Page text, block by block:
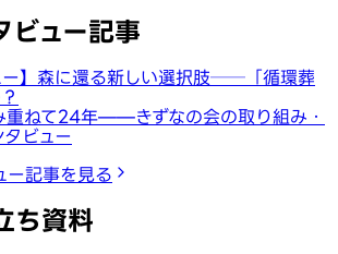
ビュー記事
ー】森に還る新しい選択肢──「循環葬
重ねて24年——きずなの会の取り組み・
ビュー
ー記事を見る
ち資料